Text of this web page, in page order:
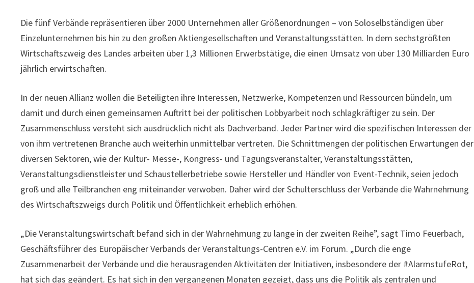
Die fünf Verbände repräsentieren über 2000 Unternehmen aller Größenordnungen – von Soloselbständigen über
Einzelunternehmen bis hin zu den großen Aktiengesellschaften und Veranstaltungsstätten. In dem sechstgrößten
Wirtschaftszweig des Landes arbeiten über 1,3 Millionen Erwerbstätige, die einen Umsatz von über 130 Milliarden Euro
jährlich erwirtschaften.
In der neuen Allianz wollen die Beteiligten ihre Interessen, Netzwerke, Kompetenzen und Ressourcen bündeln, um
damit und durch einen gemeinsamen Auftritt bei der politischen Lobbyarbeit noch schlagkräftiger zu sein. Der
Zusammenschluss versteht sich ausdrücklich nicht als Dachverband. Jeder Partner wird die spezifischen Interessen der
von ihm vertretenen Branche auch weiterhin unmittelbar vertreten. Die Schnittmengen der politischen Erwartungen der
diversen Sektoren, wie der Kultur- Messe-, Kongress- und Tagungsveranstalter, Veranstaltungsstätten,
Veranstaltungsdienstleister und Schaustellerbetriebe sowie Hersteller und Händler von Event-Technik, seien jedoch
groß und alle Teilbranchen eng miteinander verwoben. Daher wird der Schulterschluss der Verbände die Wahrnehmung
des Wirtschaftszweigs durch Politik und Öffentlichkeit erheblich erhöhen.
„Die Veranstaltungswirtschaft befand sich in der Wahrnehmung zu lange in der zweiten Reihe”, sagt Timo Feuerbach,
Geschäftsführer des Europäischer Verbands der Veranstaltungs-Centren e.V. im Forum. „Durch die enge
Zusammenarbeit der Verbände und die herausragenden Aktivitäten der Initiativen, insbesondere der #AlarmstufeRot,
hat sich das geändert. Es hat sich in den vergangenen Monaten gezeigt, dass uns die Politik als zentralen und